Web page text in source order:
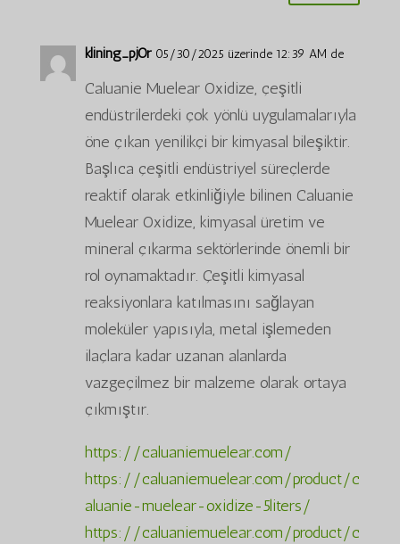
klining_pjOr 05/30/2025 üzerinde 12:39 AM de
Caluanie Muelear Oxidize, çeşitli
endüstrilerdeki çok yönlü uygulamalarıyla
öne çıkan yenilikçi bir kimyasal bileşiktir.
Başlıca çeşitli endüstriyel süreçlerde
reaktif olarak etkinliğiyle bilinen Caluanie
Muelear Oxidize, kimyasal üretim ve
mineral çıkarma sektörlerinde önemli bir
rol oynamaktadır. Çeşitli kimyasal
reaksiyonlara katılmasını sağlayan
moleküler yapısıyla, metal işlemeden
ilaçlara kadar uzanan alanlarda
vazgeçilmez bir malzeme olarak ortaya
çıkmıştır.
https://caluaniemuelear.com/
https://caluaniemuelear.com/product/c
aluanie-muelear-oxidize-5liters/
https://caluaniemuelear.com/product/c